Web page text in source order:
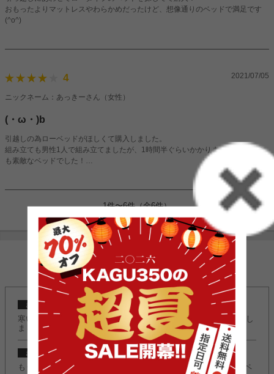
おもったよりマットレスやわらかめだったけど、想像通りのベッドで満足です
(^o^)
4 2021/07/05
ニックネーム：あっきーさん（女性）
(・ω・)b
引越しの為ローベッドがほしくて購入しました。
組み立ても男性1人で組み立てましたが、1時間半ぐらいかかりましたが、とて
も素敵なベッドでした！
マットレスも硬すぎず、柔らかすぎずで丁度良い感じのマットレスで良かったで
ただベッドの床の板は通気性がいいのか微妙な感じだったのがちょっと残念でし
た。すのこみたいな板だったら良かったかな…と。
なので★-1で…
お手頃な価格だったので少し心配でしたが、ベッドの見た目もマットレスも満足
なのでいい買い物できたと思います。
1件〜6件（全6件）
INFORMATION
お知らせ 2024/10/23
寒い季節もこたつでぬくぬく快適に♪『こたつ特集』ページ公開し
ました。
お知らせ 2024/10/23
もうすぐクリスマスの季節！『クリスマスコレクション2024』ペ